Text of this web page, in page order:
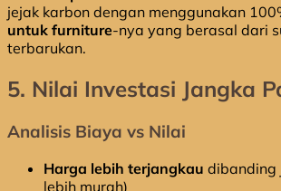
jejak karbon dengan menggunakan
untuk furniture-nya yang berasal dari
terbarukan.
5. Nilai Investasi Jangka
Analisis Biaya vs Nilai
Harga lebih terjangkau
lebih murah)